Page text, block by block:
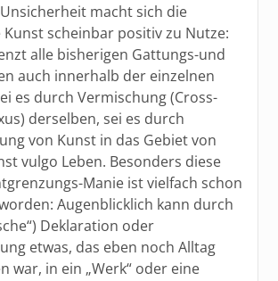
macht sich die
scheinbar positiv zu Nutze:
alle bisherigen Gattungs-und
auch innerhalb der einzelnen
es durch Vermischung (Cross-
derselben, sei es durch
von Kunst in das Gebiet von
vulgo Leben. Besonders diese
Manie ist vielfach schon
Augenblicklich kann durch
Deklaration oder
etwas, das eben noch Alltag
war, in ein „Werk“ oder eine